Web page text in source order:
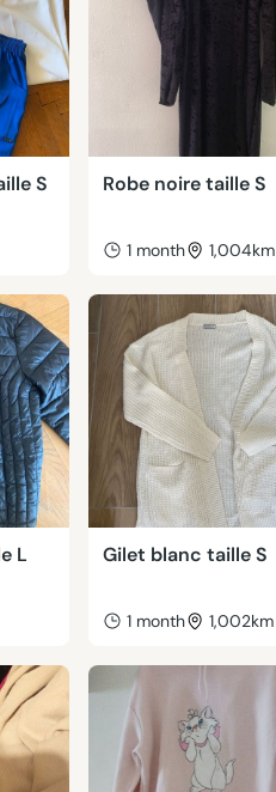
S Robe noire taille S
1 month 1,004km
L Gilet blanc taille S
1 month 1,002km